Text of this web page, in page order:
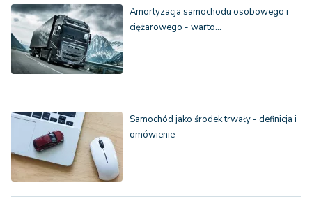
Amortyzacja samochodu osobowego i
ciężarowego - warto…
Samochód jako środek trwały - definicja i
omówienie